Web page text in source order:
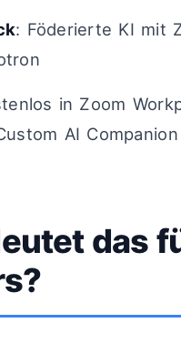
: Föderierte KI mit
in Zoom
AI
das